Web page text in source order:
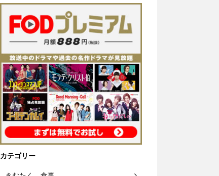
カテゴリー